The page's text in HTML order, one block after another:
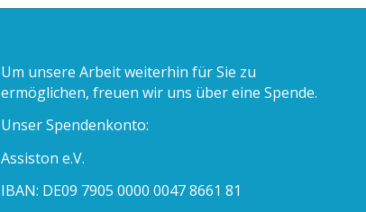
Um unsere Arbeit weiterhin für Sie zu
ermöglichen, freuen wir uns über eine Spende.
Unser Spendenkonto:
Assiston e.V.
IBAN: DE09 7905 0000 0047 8661 81